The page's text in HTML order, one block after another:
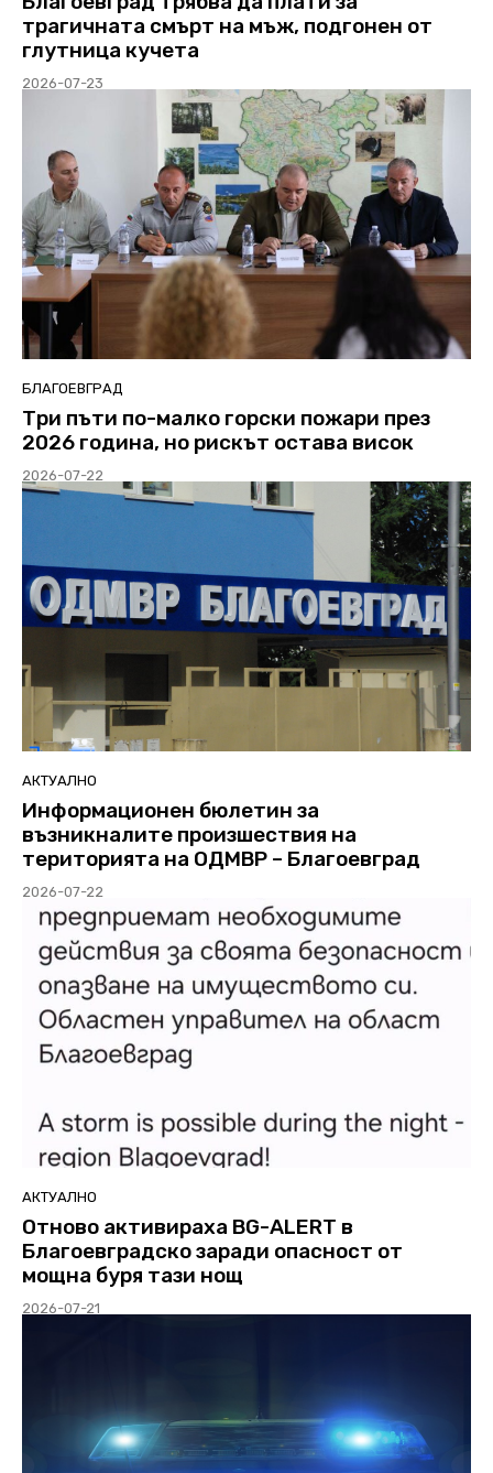
трагичната смърт на мъж, подгонен от
глутница кучета
2026-07-23
БЛАГОЕВГРАД
Три пъти по-малко горски пожари през
2026 година, но рискът остава висок
2026-07-22
АКТУАЛНО
Информационен бюлетин за
възникналите произшествия на
територията на ОДМВР – Благоевград
2026-07-22
АКТУАЛНО
Отново активираха BG-ALERT в
Благоевградско заради опасност от
мощна буря тази нощ
2026-07-21